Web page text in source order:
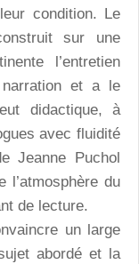
condition. Le
sur une
l’entretien
narration et a le
didactique, à
avec fluidité
Jeanne Puchol
l’atmosphère du
de lecture.
un large
abordé et la